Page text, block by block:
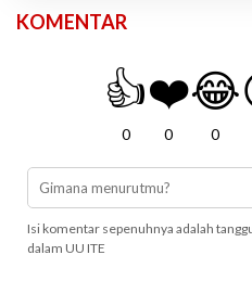
KOMENTAR
👍
0
❤️
0
😂
0
Isi komentar sepenuhnya adalah
dalam UU ITE